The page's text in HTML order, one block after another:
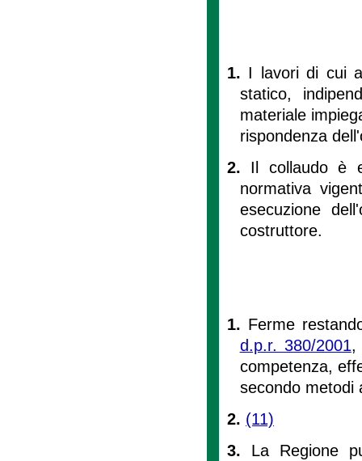
1. I lavori di cui
statico,
materiale
rispondenza
2. Il collaudo è
normativa
esecuzione
costruttore.
1. Ferme
d.p.r. 380/2001,
competenza,
secondo metodi
2. (11)
3. La Regione